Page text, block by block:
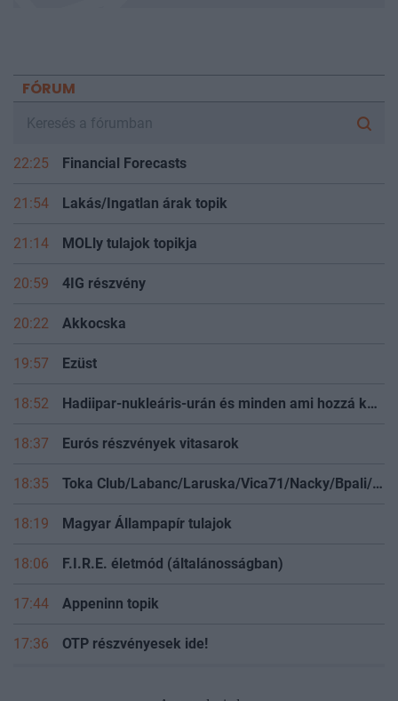
FÓRUM
22:25 Financial Forecasts
21:54 Lakás/Ingatlan árak topik
21:14 MOLly tulajok topikja
20:59 4IG részvény
20:22 Akkocska
19:57 Ezüst
18:52 Hadiipar-nukleáris-urán és minden ami hozzá kapcsolódik
18:37 Eurós részvények vitasarok
18:35 Toka Club/Labanc/Laruska/Vica71/Nacky/Bpali/Oldrider/Josefernando/Mcbull/Kawaszabi
18:19 Magyar Állampapír tulajok
18:06 F.I.R.E. életmód (általánosságban)
17:44 Appeninn topik
17:36 OTP részvényesek ide!